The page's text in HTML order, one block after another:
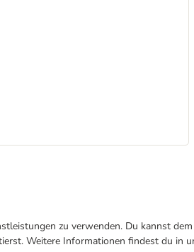
zu verwenden. Du kannst
Weitere Informationen findest du in